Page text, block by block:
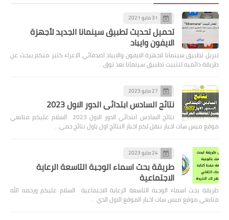
31 مايو 2021
تحميل تحديث تطبيق سينمانا الجديد لأجهزة
الايفون وايباد
تنزيل تطبيق سينمانا لاجهزة الايفون والايباد اصدقائي الاعزاء كثير منكم يبحث عن
طريقة دائميه لتثبيت تطبيق سينمانا بعد توق…
27 مايو 2023
نتائج السادس ابتدائي الدور الاول 2023
نتائج السادس ابتدائي الدور الاول 2023 السلام عليكم متابعي
موقع ميس سات اخبار ننقل لكم اخبار النتائج اول باول نتائج جمي…
24 مايو 2023
طريقة بحث اسماء الوجبة التاسعة الرعاية
الاجتماعية
طريقة بحث اسماء الوجبة التاسعة الرعاية الاجتماعية السلام عليكم ورحمه الله
متابعي موقع ميس سات اخبار الموقع الاول الذي …